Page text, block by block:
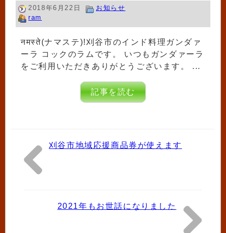
2018年6月22日
お知らせ
ram
नमस्ते(ナマステ)!刈谷市のインド料理ガンダァ
ーラ コックのラムです。 いつもガンダァーラ
をご利用いただきありがとうございます。 ...
記事を読む
刈谷市地域応援商品券が使えます
2021年もお世話になりました